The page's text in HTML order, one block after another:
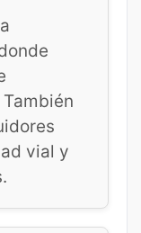
También
vial y